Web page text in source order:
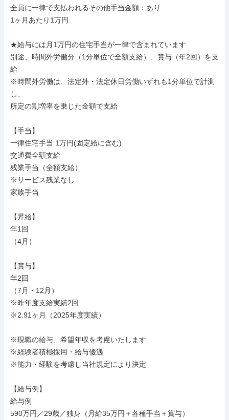
全員に一律で支払われるその他手当金額：あり
1ヶ月あたり1万円
★給与には月1万円の住宅手当が一律で含まれています
別途、時間外労働分（1分単位で全額支給）、賞与（年2回）を支
給
※時間外労働は、法定外・法定休日労働いずれも1分単位で計測
し、
所定の割増率を乗じた金額で支給
【手当】
一律住宅手当 1万円(固定給に含む)
交通費全額支給
残業手当（全額支給）
※サービス残業なし
家族手当
【昇給】
年1回
（4月）
【賞与】
年2回
（7月・12月）
※昨年度支給実績2回
※2.91ヶ月（2025年度実績）
※現職の給与、希望年収を考慮いたします
※経験者積極採用・給与優遇
※能力・経験を考慮し当社規定により決定
【給与例】
給与例
590万円／29歳／独身（月給35万円＋各種手当＋賞与）